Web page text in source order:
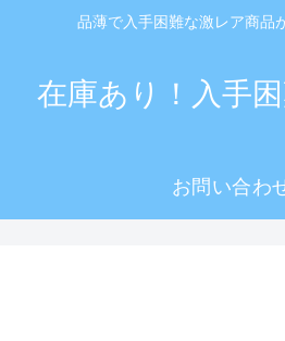
品薄で入手困難な激レア商品
在庫あり！入手
お問い合わ